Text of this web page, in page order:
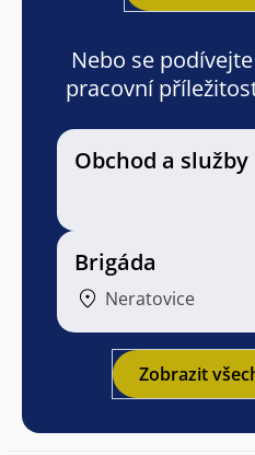
Nebo se
pracovní
Obchod a služby
Brigáda
Neratovice
Zobrazit